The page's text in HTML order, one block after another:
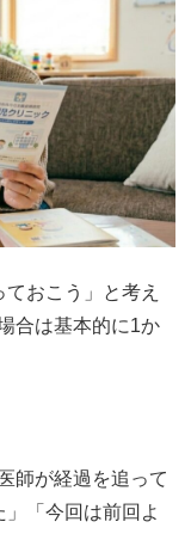
おこう」と考え
合は基本的に1か
師が経過を追って
「今回は前回よ